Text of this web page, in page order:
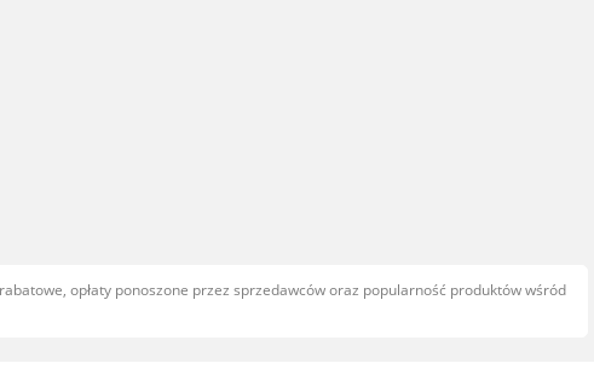
opłaty ponoszone przez sprzedawców oraz popularność produktów wśród